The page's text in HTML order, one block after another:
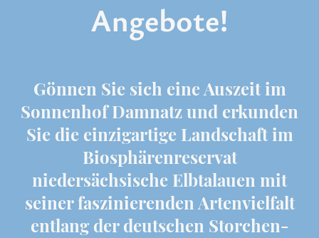
Gönnen Sie sich eine Auszeit im
Sonnenhof Damnatz und erkunden
Sie die einzigartige Landschaft im
Biosphärenreservat
niedersächsische Elbtalauen mit
seiner faszinierenden Artenvielfalt
entlang der deutschen Storchen-
Angebote!